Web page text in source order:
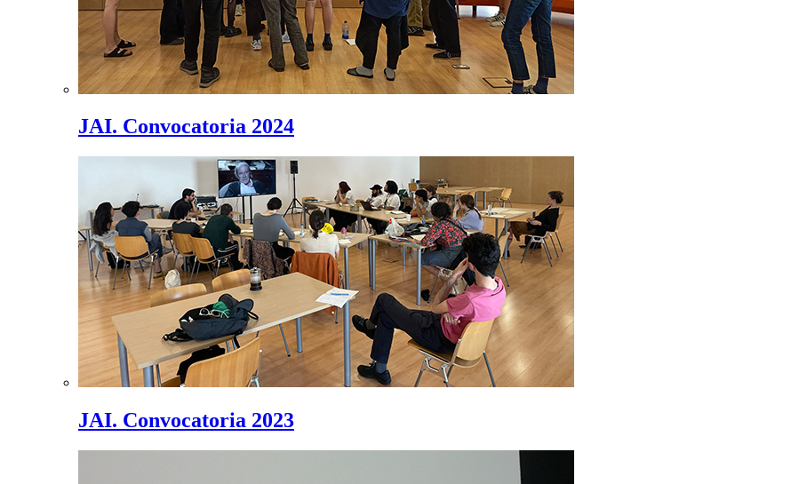
JAI. Convocatoria 2024
JAI. Convocatoria 2023